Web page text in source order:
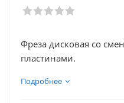
Фреза дисковая со
пластинами.
Подробнее